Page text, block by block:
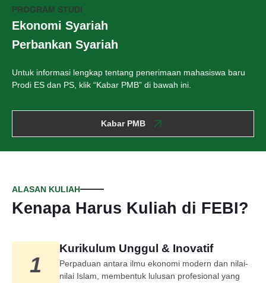
PROGRAM STUDI
Ekonomi Syariah
Perbankan Syariah
Untuk informasi lengkap tentang penerimaan mahasiswa baru
Prodi ES dan PS, klik “Kabar PMB” di bawah ini.
Kabar PMB
ALASAN KULIAH
Kenapa Harus Kuliah di FEBI?
1
Kurikulum Unggul & Inovatif
Perpaduan antara ilmu ekonomi modern dan nilai-
nilai Islam, membentuk lulusan profesional yang